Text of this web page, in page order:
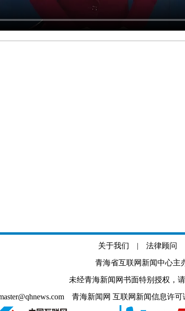
关于我们 | 法律顾问
青海省互联网新闻中心
未经青海新闻网书面特别授权，
青海新闻网 互联网新闻信息许可